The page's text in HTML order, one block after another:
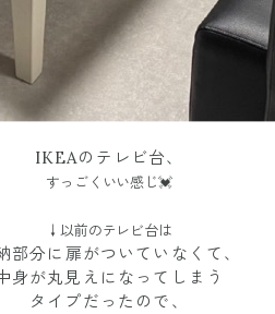
IKEAのテレビ台、
すっごくいい感じ💓
↓以前のテレビ台は
部分に扉がついていなくて、
身が丸見えになってしまう
タイプだったので、